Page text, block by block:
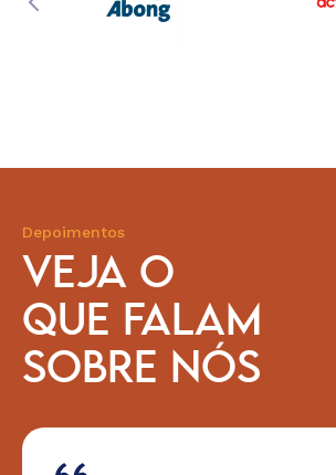
Depoimentos
VEJA O
QUE FALAM
SOBRE NÓS